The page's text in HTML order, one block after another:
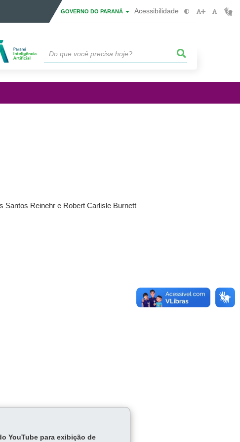
GOVERNO DO PARANÁ Acessibilidade
Santos Reinehr e Robert Carlisle Burnett
YouTube para exibição de